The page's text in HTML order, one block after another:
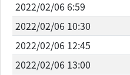
2022/02/06 6:59
2022/02/06 10:30
2022/02/06 12:45
2022/02/06 13:00